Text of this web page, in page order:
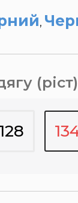
,
(ріст)
128